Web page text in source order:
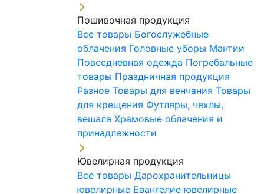
Пошивочная продукция
Все товары Богослужебные
облачения Головные уборы Мантии
Повседневная одежда Погребальные
товары Праздничная продукция
Разное Товары для венчания Товары
для крещения Футляры, чехлы,
вешала Храмовые облачения и
принадлежности
Ювелирная продукция
Все товары Дарохранительницы
ювелирные Евангелие ювелирные